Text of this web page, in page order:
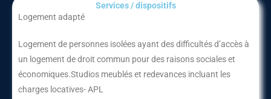
Services / dispositifs​
Logement adapté
Logement de personnes isolées ayant des difficultés d’accès à
un logement de droit commun pour des raisons sociales et
économiques.Studios meublés et redevances incluant les
charges locatives- APL